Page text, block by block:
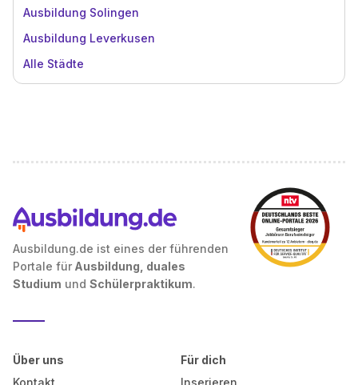
Ausbildung Solingen
Ausbildung Leverkusen
Alle Städte
Ausbildung.de ist eines der führenden
Portale für Ausbildung, duales
Studium und Schülerpraktikum.
Über uns
Kontakt
Für dich
Inserieren